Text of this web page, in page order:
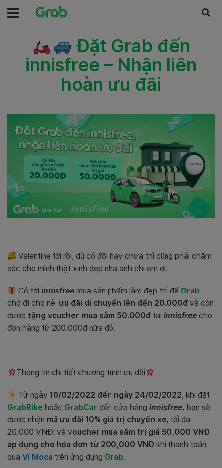
Đặt Grab đến
innisfree – Nhận liên
hoàn ưu đãi
Valentine tới rồi, dù có đôi hay chưa thì cũng phải chăm
sóc cho mình thật xinh đẹp nha anh chị em ơi.
Có tới innisfreemua sản phẩm làm đẹp thì để Grab
chở đi cho nè, ưu đãi di chuyển lên đến 20.000đ và còn
được tặng voucher mua sắm 50.000đ tại innisfree cho
đơn hàng từ 200.000đ nữa đó.
Thông tin chi tiết chương trình ưu đãi
Từ ngày 10/02/2022 đến ngày 24/02/2022, khi đặt
GrabBike hoặc GrabCar đến cửa hàng innisfree, bạn sẽ
được nhận mã ưu đãi 10% giá trị chuyến xe, tối đa
20.000 VNĐ; và voucher mua sắm trị giá 50,000 VNĐ
áp dụng cho hóa đơn từ 200,000 VNĐ khi thanh toán
qua Ví Moca trên ứng dụng Grab.